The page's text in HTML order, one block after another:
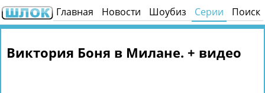
Главная Новости Шоубиз Серии Поиск
Виктория Боня в Милане. + видео